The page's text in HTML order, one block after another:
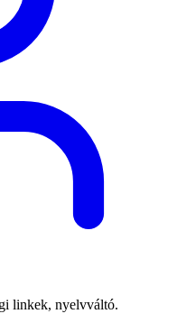
linkek, nyelvváltó.